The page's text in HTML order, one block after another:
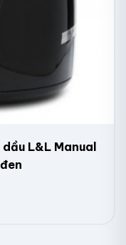
L&L Manual